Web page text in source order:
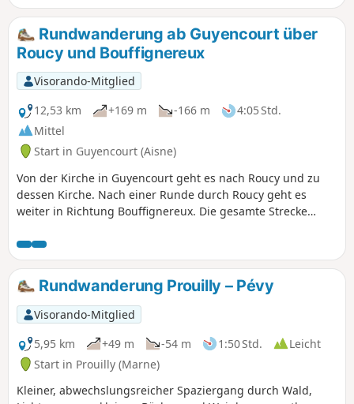
Rundwanderung ab Guyencourt über
Roucy und Bouffignereux
Visorando-Mitglied
12,53 km
+169 m -166 m
4:05 Std.
Mittel
Start in Guyencourt (Aisne)
Von der Kirche in Guyencourt geht es nach Roucy und zu
dessen Kirche. Nach einer Runde durch Roucy geht es
weiter in Richtung Bouffignereux. Die gesamte Strecke
erwarten Sie schöne Ausblicke auf die Dörfer und das
Aisne-Tal.
Rundwanderung Prouilly – Pévy
Visorando-Mitglied
5,95 km
+49 m -54 m 1:50 Std.
Leicht
Start in Prouilly (Marne)
Kleiner, abwechslungsreicher Spaziergang durch Wald,